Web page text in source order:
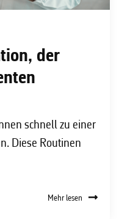
der
schnell zu einer
Diese Routinen
Mehr lesen